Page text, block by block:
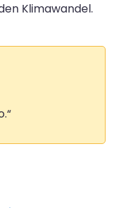
Klimawandel.